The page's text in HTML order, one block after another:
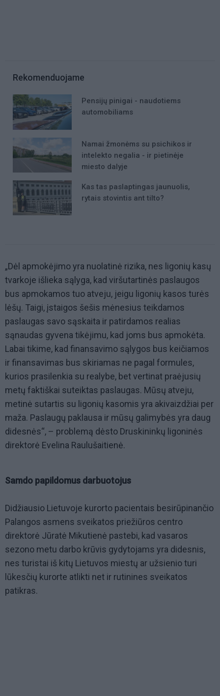
Rekomenduojame
Pensijų pinigai - naudotiems
automobiliams
Namai žmonėms su psichikos ir
intelekto negalia - ir pietinėje
miesto dalyje
Kas tas paslaptingas jaunuolis,
rytais stovintis ant tilto?
„Dėl apmokėjimo yra nuolatinė rizika, nes ligonių kasų
tvarkoje išlieka sąlyga, kad viršutartinės paslaugos
bus apmokamos tuo atveju, jeigu ligonių kasos turės
lėšų. Taigi, įstaigos šešis mėnesius teikdamos
paslaugas savo sąskaita ir patirdamos realias
sąnaudas gyvena tikėjimu, kad joms bus apmokėta.
Labai tikime, kad finansavimo sąlygos bus keičiamos
ir finansavimas bus skiriamas ne pagal formules,
kurios prasilenkia su realybe, bet vertinat praėjusių
metų faktiškai suteiktas paslaugas. Mūsų atveju,
metinė sutartis su ligonių kasomis yra akivaizdžiai per
maža. Paslaugų paklausa ir mūsų galimybės yra daug
didesnės“, – problemą dėsto Druskininkų ligoninės
direktorė Evelina Raulušaitienė.
Samdo papildomus darbuotojus
Didžiausio Lietuvoje kurorto pacientais besirūpinančio
Palangos asmens sveikatos priežiūros centro
direktorė Jūratė Mikutienė pastebi, kad vasaros
sezono metu darbo krūvis gydytojams yra didesnis,
nes turistai iš kitų Lietuvos miestų ar užsienio turi
lūkesčių kurorte atlikti net ir rutinines sveikatos
patikras.